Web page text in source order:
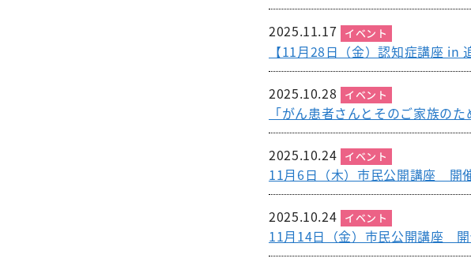
2025.11.17 イベント
【11月28日（金）認知症講座 in
2025.10.28 イベント
「がん患者さんとそのご家族の
2025.10.24 イベント
11月6日（木）市民公開講座 開
2025.10.24 イベント
11月14日（金）市民公開講座